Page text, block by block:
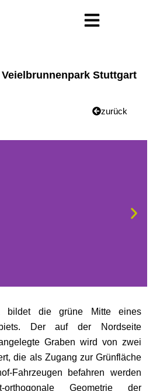
Stuttgart
zurück
bildet die grüne Mitte eines
Der auf der Nordseite
Graben wird von zwei
die als Zugang zur Grünfläche
Fahrzeugen befahren werden
Geometrie der